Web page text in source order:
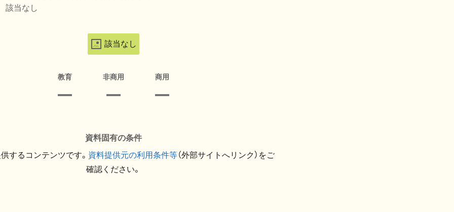
該当なし
該当なし
教育 非商用 商用
資料固有の条件
するコンテンツです。 資料提供元の利用条件等（外部サイトへリンク）をご
確認ください。